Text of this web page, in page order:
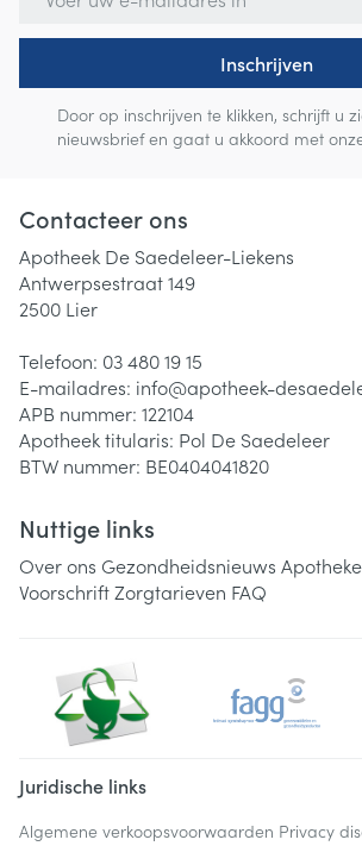
Inschrijven
Door op inschrijven te klikken, schrijft u
nieuwsbrief en gaat u akkoord met
Contacteer ons
Apotheek De Saedeleer-Liekens
Antwerpsestraat 149
2500 Lier
Telefoon: 03 480 19 15
E-mailadres: info@apotheek-
APB nummer: 122104
Apotheek titularis: Pol De Saedeleer
BTW nummer: BE0404041820
Nuttige links
Over ons Gezondheidsnieuws
VoorschriftZorgtarieven FAQ
Juridische links
Algemene verkoopsvoorwaarden Privacy